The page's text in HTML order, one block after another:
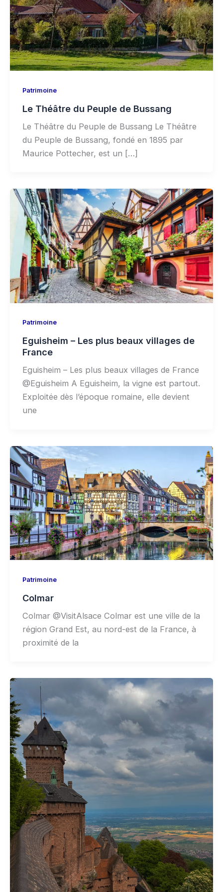
Patrimoine
Le Théâtre du Peuple de Bussang
Le Théâtre du Peuple de Bussang Le Théâtre
du Peuple de Bussang, fondé en 1895 par
Maurice Pottecher, est un […]
Patrimoine
Eguisheim – Les plus beaux villages de
France
Eguisheim – Les plus beaux villages de France
@Eguisheim A Eguisheim, la vigne est partout.
Exploitée dès l’époque romaine, elle devient
une
Patrimoine
Colmar
Colmar @VisitAlsace Colmar est une ville de la
région Grand Est, au nord-est de la France, à
proximité de la